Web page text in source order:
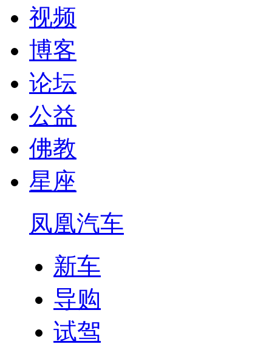
视频
博客
论坛
公益
佛教
星座
凤凰汽车
新车
导购
试驾